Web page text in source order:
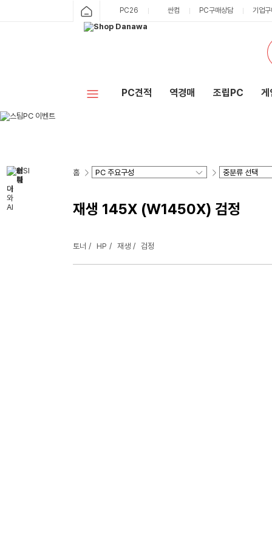
PC26 싼컴 PC구매상담 기업
PC견적 역경매 조립PC 게
홈
재생 145X (W1450X) 검정
토너 HP 재생 검정